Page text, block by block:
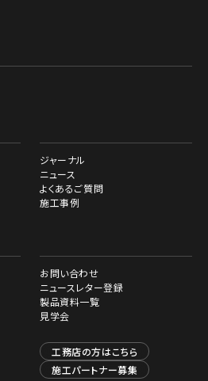
ジャーナル
ニュース
よくあるご質問
施工事例
お問い合わせ
ニュースレター登録
製品資料一覧
見学会
工務店の方はこちら
施工パートナー募集